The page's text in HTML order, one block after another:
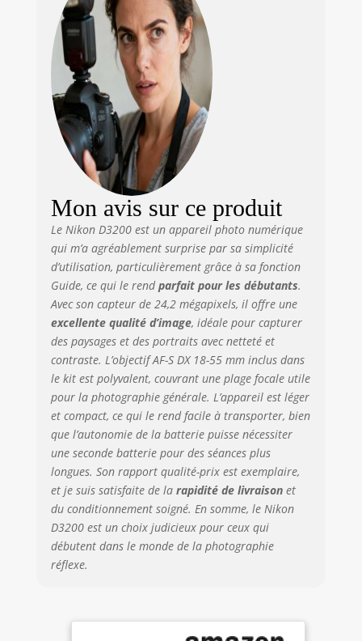
Mon avis sur ce produit
Le Nikon D3200 est un appareil photo numérique
qui m’a agréablement surprise par sa simplicité
d’utilisation, particulièrement grâce à sa fonction
Guide, ce qui le rendparfait pour les débutants.
Avec son capteur de 24,2 mégapixels, il offre une
excellente qualité d’image, idéale pour capturer
des paysages et des portraits avec netteté et
contraste. L’objectif AF-S DX 18-55 mm inclus dans
le kit est polyvalent, couvrant une plage focale utile
pour la photographie générale. L’appareil est léger
et compact, ce qui le rend facile à transporter, bien
que l’autonomie de la batterie puisse nécessiter
une seconde batterie pour des séances plus
longues. Son rapport qualité-prix est exemplaire,
et je suis satisfaite de la rapidité de livraisonet
du conditionnement soigné. En somme, le Nikon
D3200 est un choix judicieux pour ceux qui
débutent dans le monde de la photographie
réflexe.